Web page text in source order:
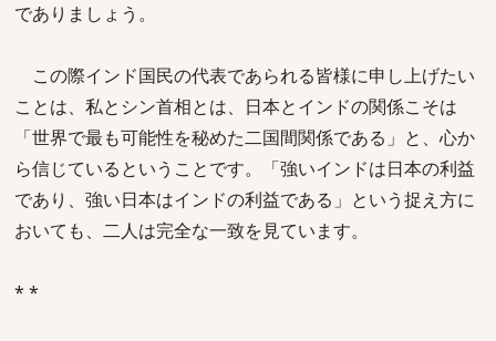
でありましょう。
この際インド国民の代表であられる皆様に申し上げたい
ことは、私とシン首相とは、日本とインドの関係こそは
「世界で最も可能性を秘めた二国間関係である」と、心か
ら信じているということです。「強いインドは日本の利益
であり、強い日本はインドの利益である」という捉え方に
おいても、二人は完全な一致を見ています。
* *